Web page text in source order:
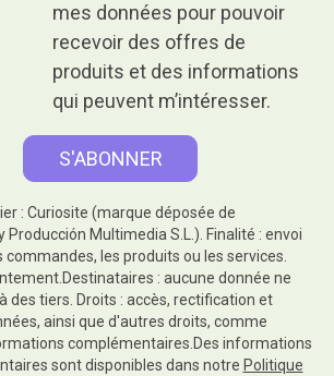
mes données pour pouvoir
recevoir des offres de
produits et des informations
qui peuvent m’intéresser.
: Curiosite (marque déposée de
Producción Multimedia S.L.). Finalité : envoi
les produits ou les services.
: aucune donnée ne
des tiers. Droits : accès, rectification et
ainsi que d'autres droits, comme
complémentaires.Des informations
sont disponibles dans notre Politique